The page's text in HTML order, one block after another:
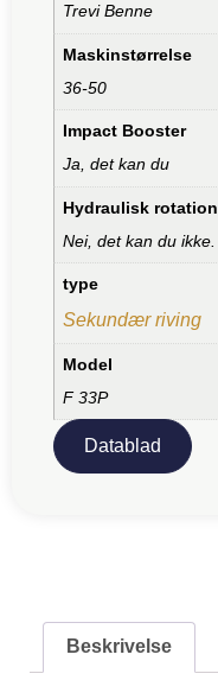
Trevi Benne
Maskinstørrelse
36-50
Impact Booster
Ja, det kan du
Hydraulisk rotation
Nei, det kan du ikke.
type
Sekundær riving
Model
F 33P
Datablad
Beskrivelse